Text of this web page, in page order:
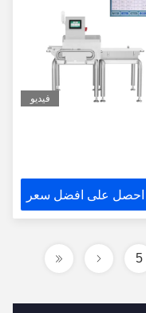
فيديو
احصل على افضل سعر
5